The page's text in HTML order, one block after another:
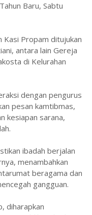
Baru, Sabtu
Propam ditujukan
antara lain Gereja
di Kelurahan
dengan pengurus
pesan kamtibmas,
kesiapan sarana,
ibadah berjalan
menambahkan
beragama dan
gangguan.
diharapkan